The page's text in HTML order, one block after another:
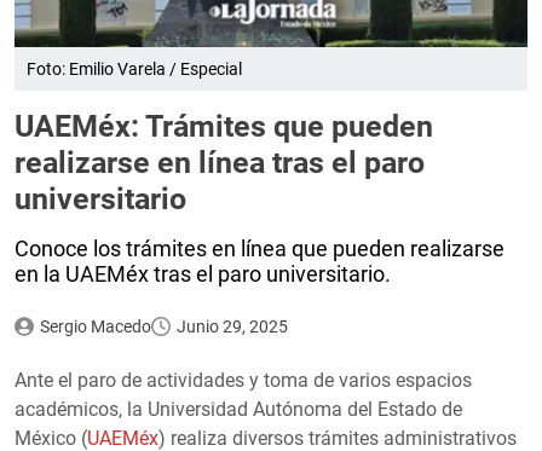
Foto: Emilio Varela / Especial
UAEMéx: Trámites que pueden
realizarse en línea tras el paro
universitario
Conoce los trámites en línea que pueden realizarse
en la UAEMéx tras el paro universitario.
Sergio Macedo Junio 29, 2025
Ante el paro de actividades y toma de varios espacios
académicos, la Universidad Autónoma del Estado de
México (UAEMéx) realiza diversos trámites administrativos